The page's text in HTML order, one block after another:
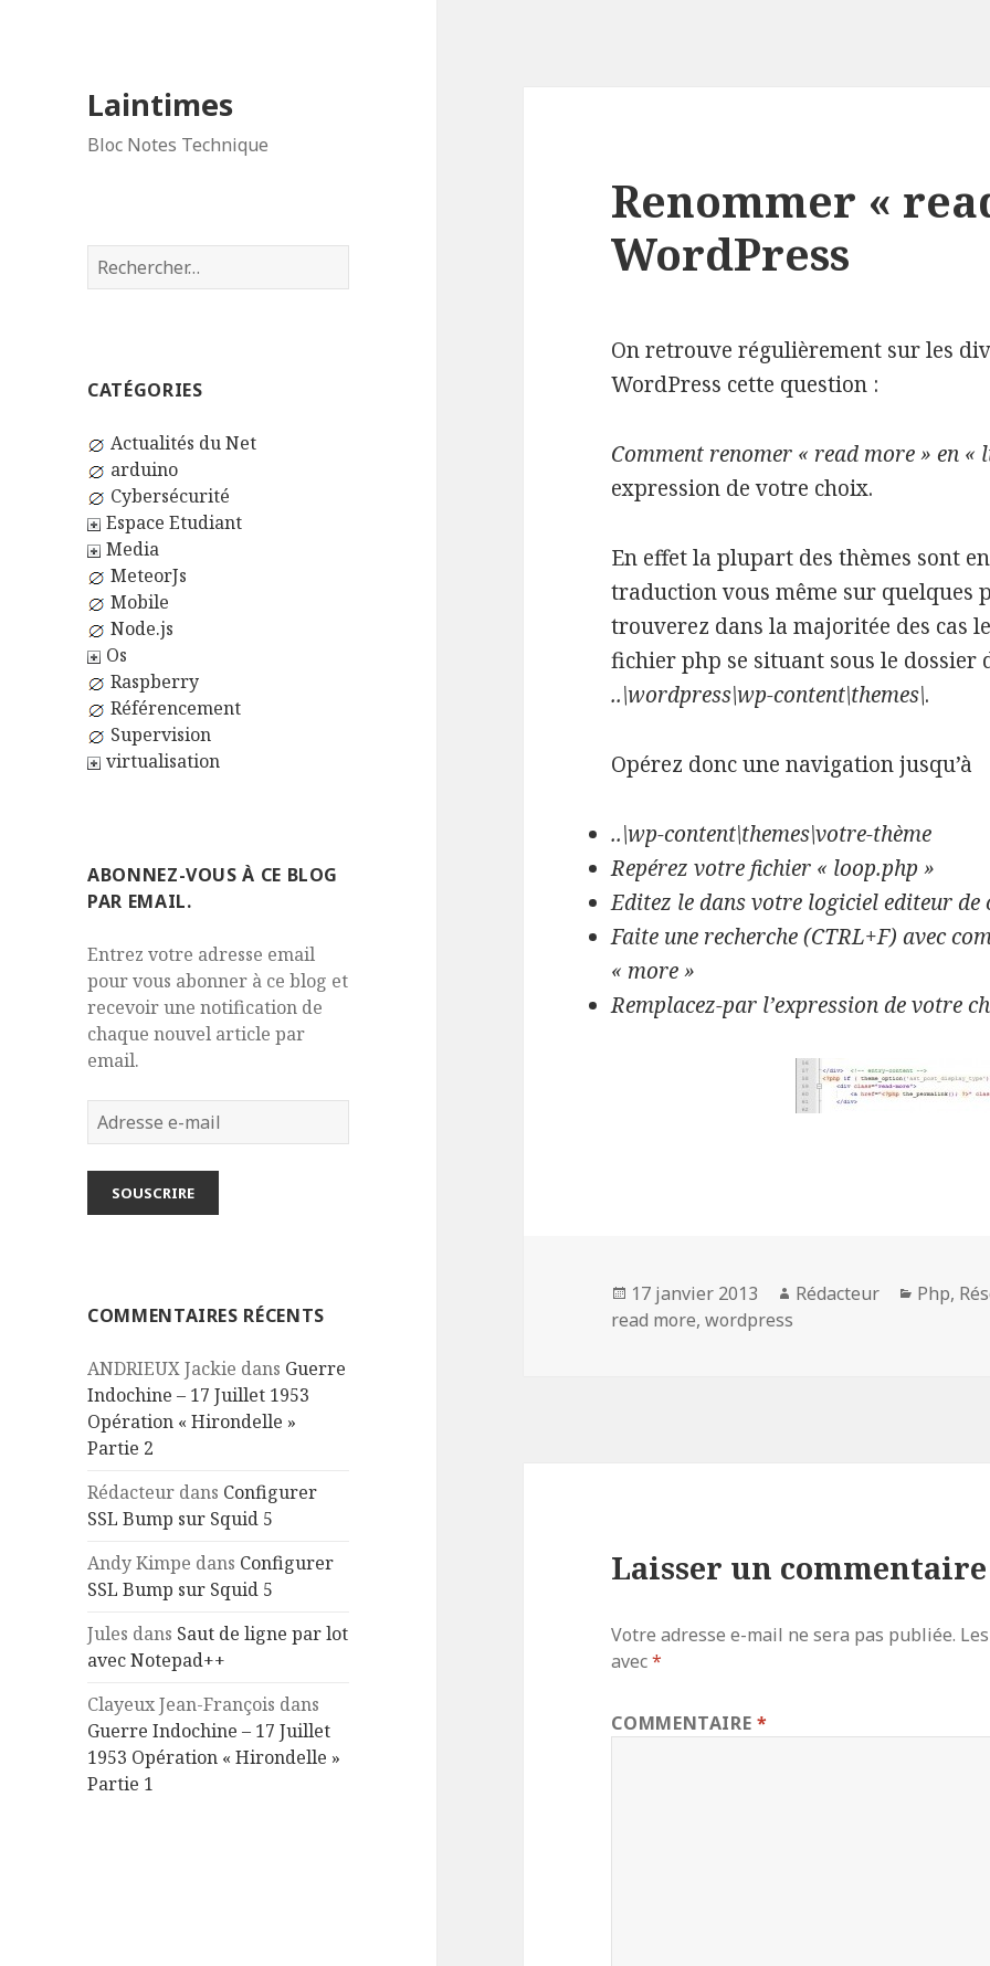
Laintimes
Bloc Notes Technique
Rechercher :
CATÉGORIES
Actualités du Net
arduino
Cybersécurité
Espace Etudiant
Media
MeteorJs
Mobile
Node.js
Os
Raspberry
Référencement
Supervision
virtualisation
ABONNEZ-VOUS À CE BLOG
PAR EMAIL.
Entrez votre adresse email
pour vous abonner à ce blog et
recevoir une notification de
chaque nouvel article par
email.
Adresse
e-
mail
SOUSCRIRE
COMMENTAIRES RÉCENTS
ANDRIEUX Jackie dans Guerre
Indochine – 17 Juillet 1953
Opération « Hirondelle »
Partie 2
Rédacteur dans Configurer
SSL Bump sur Squid 5
Andy Kimpe dans Configurer
SSL Bump sur Squid 5
Jules dans Saut de ligne par lot
avec Notepad++
Clayeux Jean-François dans
Guerre Indochine – 17 Juillet
1953 Opération « Hirondelle »
Partie 1
Renommer «
WordPress
On retrouve régulièrement sur les
WordPress cette question :
Comment renomer « read more » en «
expression de votre choix.
En effet la plupart des thèmes sont
traduction vous même sur quelques
trouverez dans la majoritée des cas
fichier php se situant sous le dossier
..\wordpress\wp-content\themes\.
Opérez donc une navigation jusqu’à
..\wp-content\themes\votre-thème
Repérez votre fichier « loop.php »
Editez le dans votre logiciel editeur de
Faite une recherche (CTRL+F) avec
« more »
Remplacez-par l’expression de votre
Publié
le
17 janvier 2013 Auteur
Rédacteur Php,
read more,wordpress
Laisser un commentaire
Votre adresse e-mail ne sera pas publiée.
avec*
COMMENTAIRE*